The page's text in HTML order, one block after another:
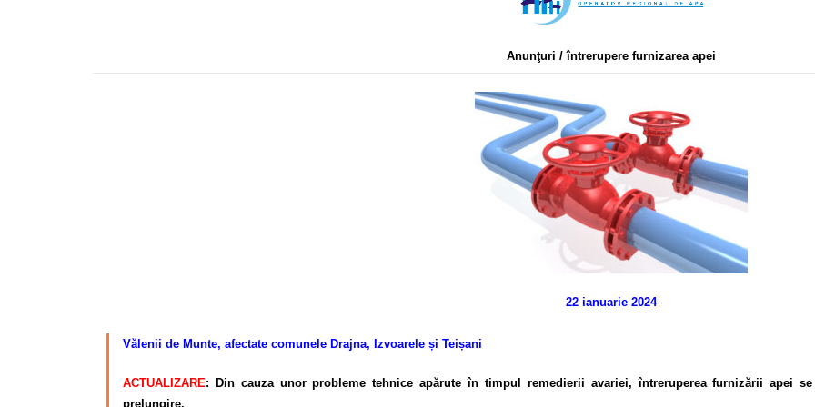
Anunţuri / întrerupere furnizarea apei
22 ianuarie 2024
Vălenii de Munte, afectate comunele Drajna, Izvoarele și Teișani
ACTUALIZARE: Din cauza unor probleme tehnice apărute în timpul remedierii avariei, întreruperea furnizării apei
prelungire.